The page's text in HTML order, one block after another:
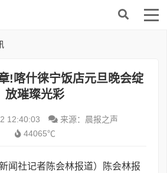
!喀什徕宁饭店元旦晚会绽
放璀璨光彩
12:40:03
来源：晨报之声
44065℃
闻社记者陈会林报道）陈会林报